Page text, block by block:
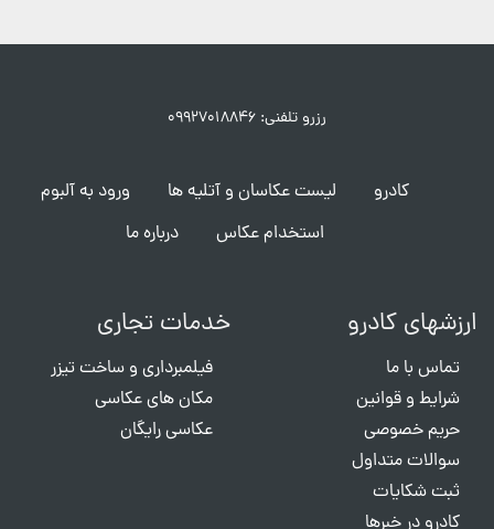
رزرو تلفنی: ۰۹۹۲۷۰۱۸۸۴۶
کادرو لیست عکاسان و آتلیه ها
ورود به آلبوم
استخدام عکاس
درباره ما
ارزشهای کادرو
تماس با ما
شرایط و قوانین
حریم خصوصی
سوالات متداول
ثبت شکایات
کادرو در خبرها
خدمات تجاری
فیلمبرداری و ساخت تیزر
مکان های عکاسی
عکاسی رایگان